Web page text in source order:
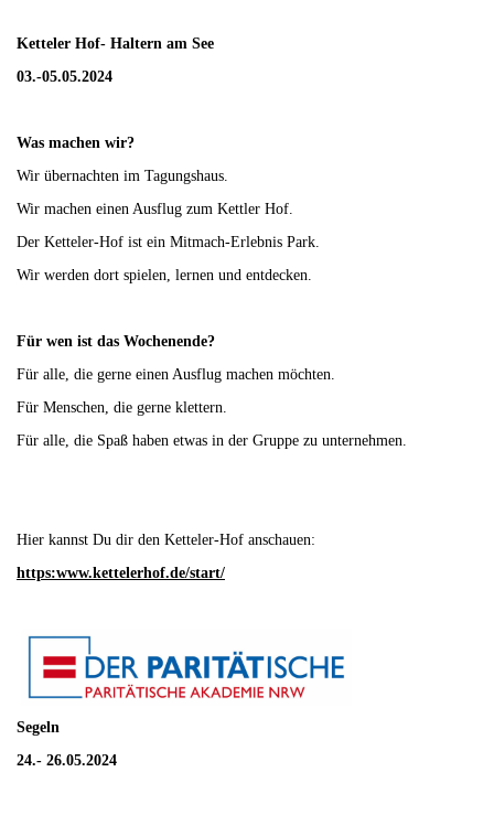
Ketteler Hof- Haltern am See
03.-05.05.2024
Was machen wir?
Wir übernachten im Tagungshaus.
Wir machen einen Ausflug zum Kettler Hof.
Der Ketteler-Hof ist ein Mitmach-Erlebnis Park.
Wir werden dort spielen, lernen und entdecken.
Für wen ist das Wochenende?
Für alle, die gerne einen Ausflug machen möchten.
Für Menschen, die gerne klettern.
Für alle, die Spaß haben etwas in der Gruppe zu unternehmen.
Hier kannst Du dir den Ketteler-Hof anschauen:
https:www.kettelerhof.de/start/
Segeln
24.- 26.05.2024